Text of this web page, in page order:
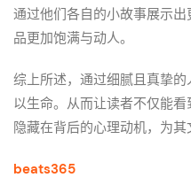
通过他们各自的小故事展示
品更加饱满与动人。
综上所述，通过细腻且真挚
以生命。从而让读者不仅能
隐藏在背后的心理动机，为其
beats365